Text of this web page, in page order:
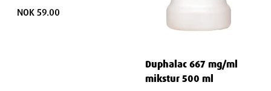
NOK 59.00
Duphalac 667 mg/ml
mikstur 500 ml